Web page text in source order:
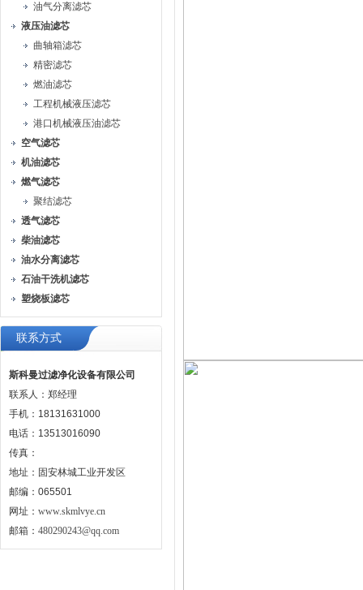
油气分离滤芯
液压油滤芯
曲轴箱滤芯
精密滤芯
燃油滤芯
工程机械液压滤芯
港口机械液压油滤芯
空气滤芯
机油滤芯
燃气滤芯
聚结滤芯
透气滤芯
柴油滤芯
油水分离滤芯
石油干洗机滤芯
塑烧板滤芯
联系方式
斯科曼过滤净化设备有限公司
联系人：郑经理
手机：18131631000
电话：13513016090
传真：
地址：固安林城工业开发区
邮编：065501
网址： www.skmlvye.cn
邮箱： 480290243@qq.com